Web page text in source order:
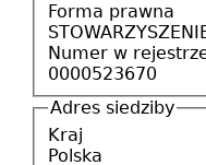
Forma prawna
Numer w
0000523670
Adres siedziby
Kraj
Polska